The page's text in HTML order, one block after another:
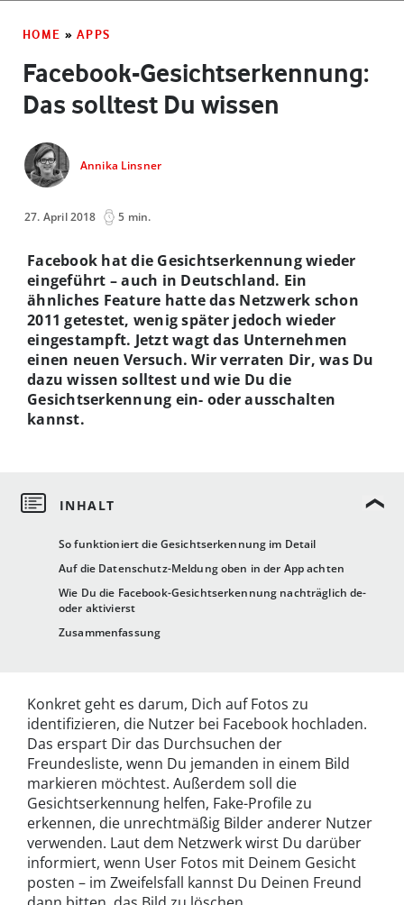
HOME » APPS
Facebook-Gesichtserkennung:
Das solltest Du wissen
Annika Linsner
27. April 2018 5 min.
So funktioniert die Gesichtserkennung im Detail
Auf die Datenschutz-Meldung oben in der App achten
Wie Du die Facebook-Gesichtserkennung nachträglich de-
oder aktivierst
Zusammenfassung
Facebook hat die Gesichtserkennung wieder
eingeführt – auch in Deutschland. Ein
ähnliches Feature hatte das Netzwerk schon
2011 getestet, wenig später jedoch wieder
eingestampft. Jetzt wagt das Unternehmen
einen neuen Versuch. Wir verraten Dir, was Du
dazu wissen solltest und wie Du die
Gesichtserkennung ein- oder ausschalten
kannst.
Konkret geht es darum, Dich auf Fotos zu
identifizieren, die Nutzer bei Facebook hochladen.
Das erspart Dir das Durchsuchen der
Freundesliste, wenn Du jemanden in einem Bild
markieren möchtest. Außerdem soll die
Gesichtserkennung helfen, Fake-Profile zu
erkennen, die unrechtmäßig Bilder anderer Nutzer
verwenden. Laut dem Netzwerk wirst Du darüber
informiert, wenn User Fotos mit Deinem Gesicht
posten – im Zweifelsfall kannst Du Deinen Freund